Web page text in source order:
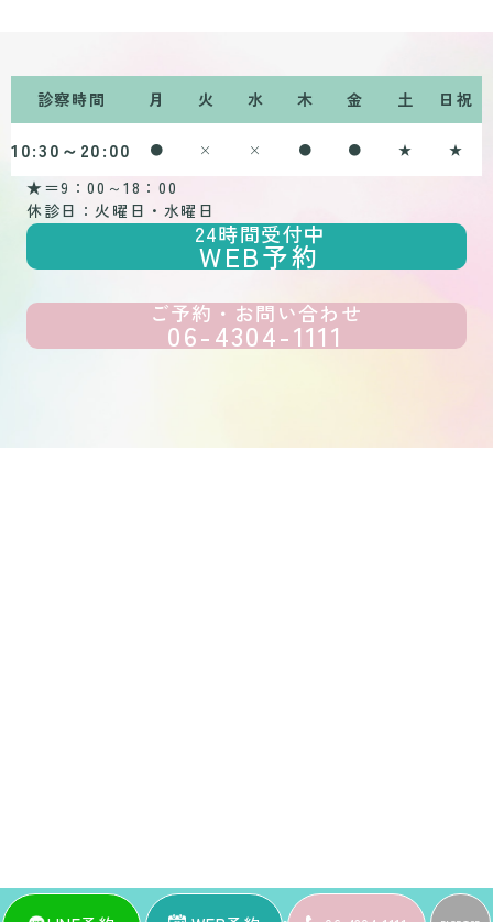
診察時間 月 火 水 木 金 土 日祝
10:30～20:00 ● × × ● ● ★ ★
★＝9：00～18：00
休診日：火曜日・水曜日
24時間受付中
WEB予約
ご予約・お問い合わせ
06-4304-1111